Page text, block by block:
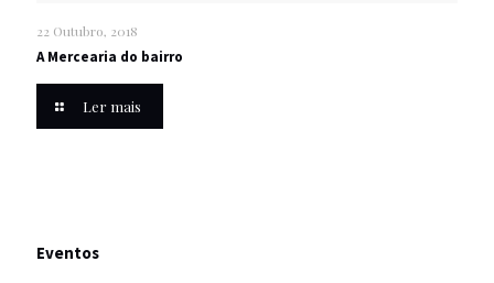
22 Outubro, 2018
A Mercearia do bairro
Ler mais
Eventos